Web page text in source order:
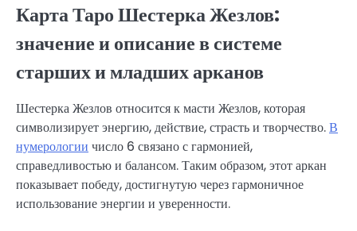
Карта Таро Шестерка Жезлов:
значение и описание в системе
старших и младших арканов
Шестерка Жезлов относится к масти Жезлов, которая
символизирует энергию, действие, страсть и творчество.В
нумерологии число 6 связано с гармонией,
справедливостью и балансом. Таким образом, этот аркан
показывает победу, достигнутую через гармоничное
использование энергии и уверенности.